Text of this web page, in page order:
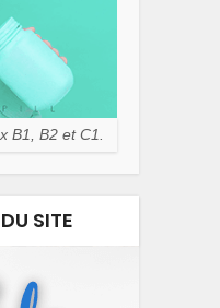
B1, B2 et C1.
SITE